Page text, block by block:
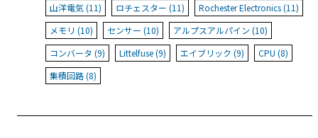
山洋電気 (11)
ロチェスター (11)
Rochester Electronics (11)
メモリ (10)
センサー (10)
アルプスアルパイン (10)
コンバータ (9)
Littelfuse (9) エイブリック (9)
CPU (8)
集積回路 (8)